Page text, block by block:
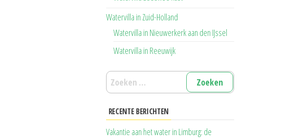
Watervilla in Zuid-Holland
Watervilla in Nieuwerkerk aan den IJssel
Watervilla in Reeuwijk
Zoeken
naar:
RECENTE BERICHTEN
Vakantie aan het water in Limburg: de